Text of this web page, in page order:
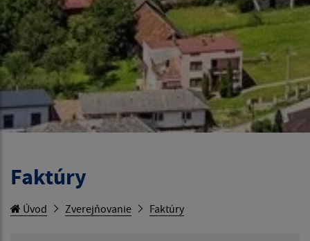
Faktúry
Úvod Zverejňovanie Faktúry